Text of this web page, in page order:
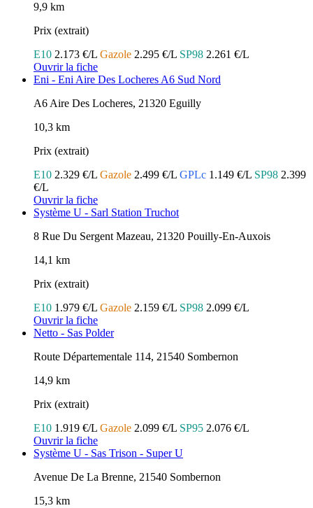
9,9 km
Prix (extrait)
E10 2.173 €/L Gazole 2.295 €/L SP98 2.261 €/L
Ouvrir la fiche
Eni - Eni Aire Des Locheres A6 Sud Nord
A6 Aire Des Locheres, 21320 Eguilly
10,3 km
Prix (extrait)
E10 2.329 €/L Gazole 2.499 €/L GPLc 1.149 €/L SP98 2.399
€/L
Ouvrir la fiche
Système U - Sarl Station Truchot
8 Rue Du Sergent Mazeau, 21320 Pouilly-En-Auxois
14,1 km
Prix (extrait)
E10 1.979 €/L Gazole 2.159 €/L SP98 2.099 €/L
Ouvrir la fiche
Netto - Sas Polder
Route Départementale 114, 21540 Sombernon
14,9 km
Prix (extrait)
E10 1.919 €/L Gazole 2.099 €/L SP95 2.076 €/L
Ouvrir la fiche
Système U - Sas Trison - Super U
Avenue De La Brenne, 21540 Sombernon
15,3 km